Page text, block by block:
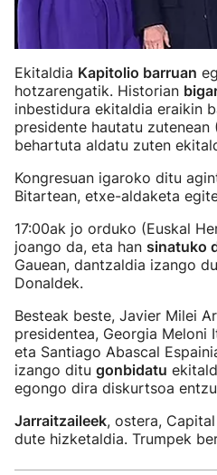
Ekitaldia Kapitolio barruan
hotzarengatik. Historian
inbestidura ekitaldia eraikin
presidente hautatu zutenean
behartuta aldatu zuten
Kongresuan igaroko ditu
Bitartean, etxe-aldaketa
17:00ak jo orduko (Euskal
joango da, eta han sinatuko
Gauean, dantzaldia izango
Donaldek.
Besteak beste, Javier Milei
presidentea, Georgia Meloni
eta Santiago Abascal
izango ditu gonbidatu
egongo dira diskurtsoa
Jarraitzaileek, ostera,
dute hizketaldia. Trumpek